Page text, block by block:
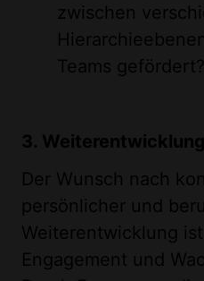
zwischen
Teams gefördert?
3.
Der Wunsch nach
persönlicher und
Weiterentwicklung
Engagement und